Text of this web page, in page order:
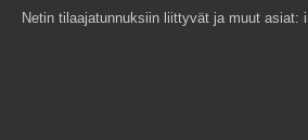
Netin tilaajatunnuksiin liittyvät ja muut asiat: